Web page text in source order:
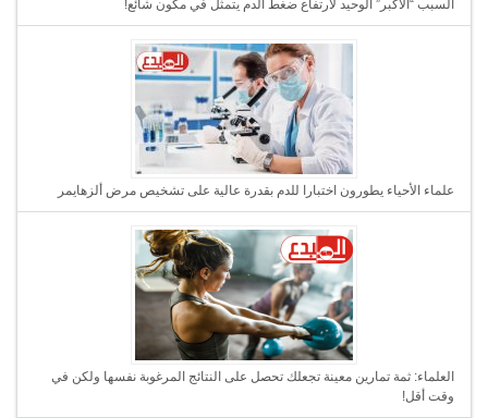
السبب “الأكبر” الوحيد لارتفاع ضغط الدم يتمثل في مكون شائع!
علماء الأحياء يطورون اختبارا للدم بقدرة عالية على تشخيص مرض ألزهايمر
العلماء: ثمة تمارين معينة تجعلك تحصل على النتائج المرغوبة نفسها ولكن في
وقت أقل!